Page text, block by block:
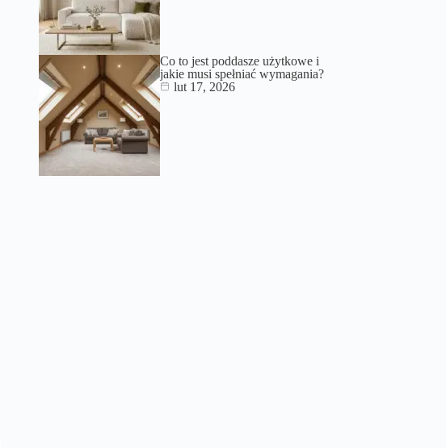
Co to jest poddasze użytkowe i
jakie musi spełniać wymagania?
lut 17, 2026